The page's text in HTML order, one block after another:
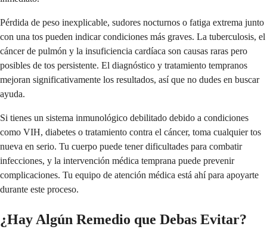
Pérdida de peso inexplicable, sudores nocturnos o fatiga extrema junto
con una tos pueden indicar condiciones más graves. La tuberculosis, el
cáncer de pulmón y la insuficiencia cardíaca son causas raras pero
posibles de tos persistente. El diagnóstico y tratamiento tempranos
mejoran significativamente los resultados, así que no dudes en buscar
ayuda.
Si tienes un sistema inmunológico debilitado debido a condiciones
como VIH, diabetes o tratamiento contra el cáncer, toma cualquier tos
nueva en serio. Tu cuerpo puede tener dificultades para combatir
infecciones, y la intervención médica temprana puede prevenir
complicaciones. Tu equipo de atención médica está ahí para apoyarte
durante este proceso.
¿Hay Algún Remedio que Debas Evitar?